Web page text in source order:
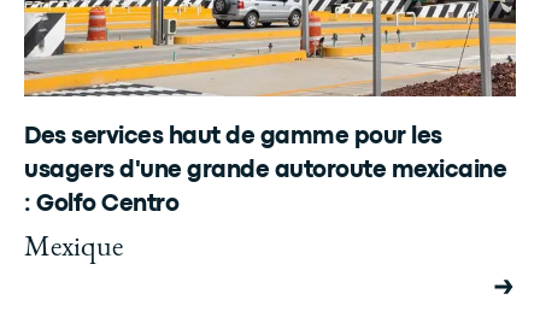
Des services haut de gamme pour les
usagers d'une grande autoroute mexicaine
: Golfo Centro
Mexique